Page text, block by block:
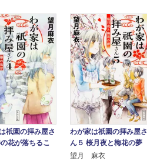
祇園の拝み屋さ
花が落ちるこ
わが家は祇園の拝み屋さ
ん５ 桜月夜と梅花の夢
望月 麻衣